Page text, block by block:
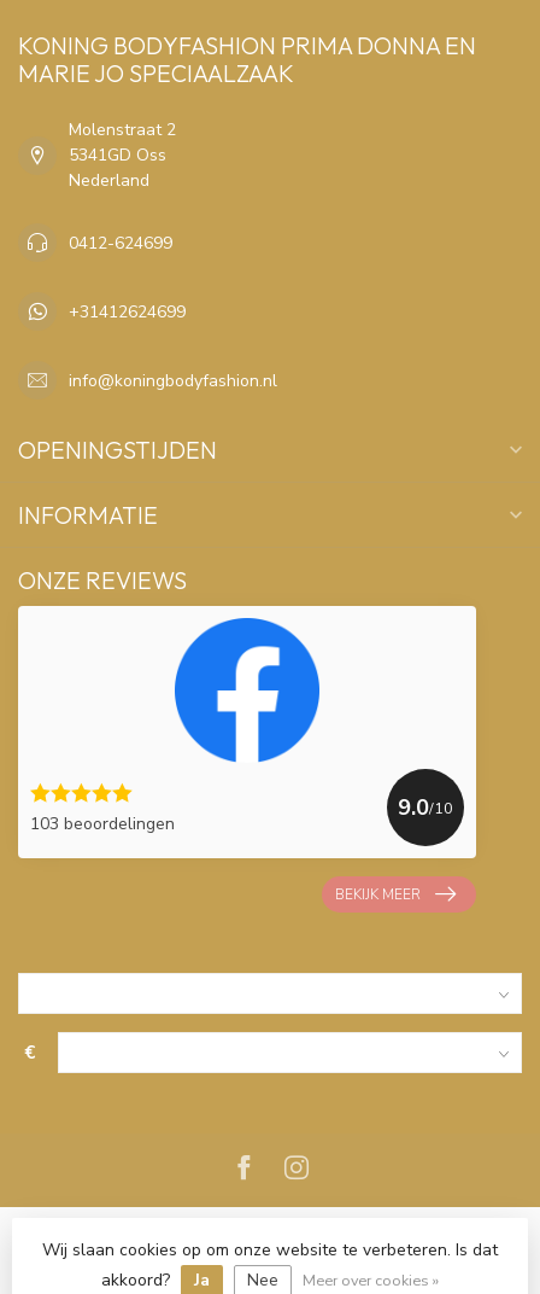
KONING BODYFASHION PRIMA DONNA EN
MARIE JO SPECIAALZAAK
Molenstraat 2
5341GD Oss
Nederland
0412-624699
+31412624699
info@koningbodyfashion.nl
OPENINGSTIJDEN
INFORMATIE
ONZE REVIEWS
103 beoordelingen
9.0/10
BEKIJK MEER
€
Wij slaan cookies op om onze website te verbeteren. Is dat
akkoord?
Ja Nee Meer over cookies »